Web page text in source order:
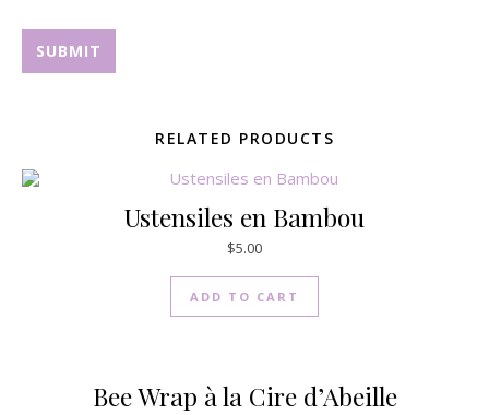
RELATED PRODUCTS
Ustensiles en Bambou
$5.00
ADD TO CART
Bee Wrap à la Cire d’Abeille